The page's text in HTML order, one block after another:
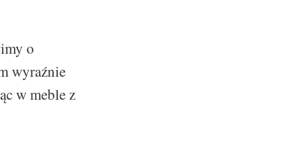
o
wyraźnie
w meble z